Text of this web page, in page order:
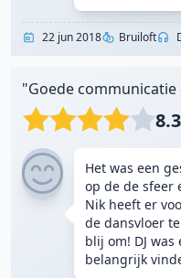
22 jun 2018 Bruiloft
"Goede communicatie
8.3
Het was een
op de de sfeer
Nik heeft er
de dansvloer
blij om! DJ
belangrijk